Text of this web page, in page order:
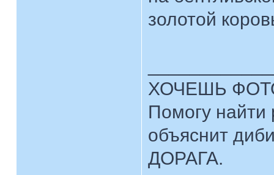
золотой
ХОЧЕШЬ
Помогу найти
объяснит
ДОРАГА.